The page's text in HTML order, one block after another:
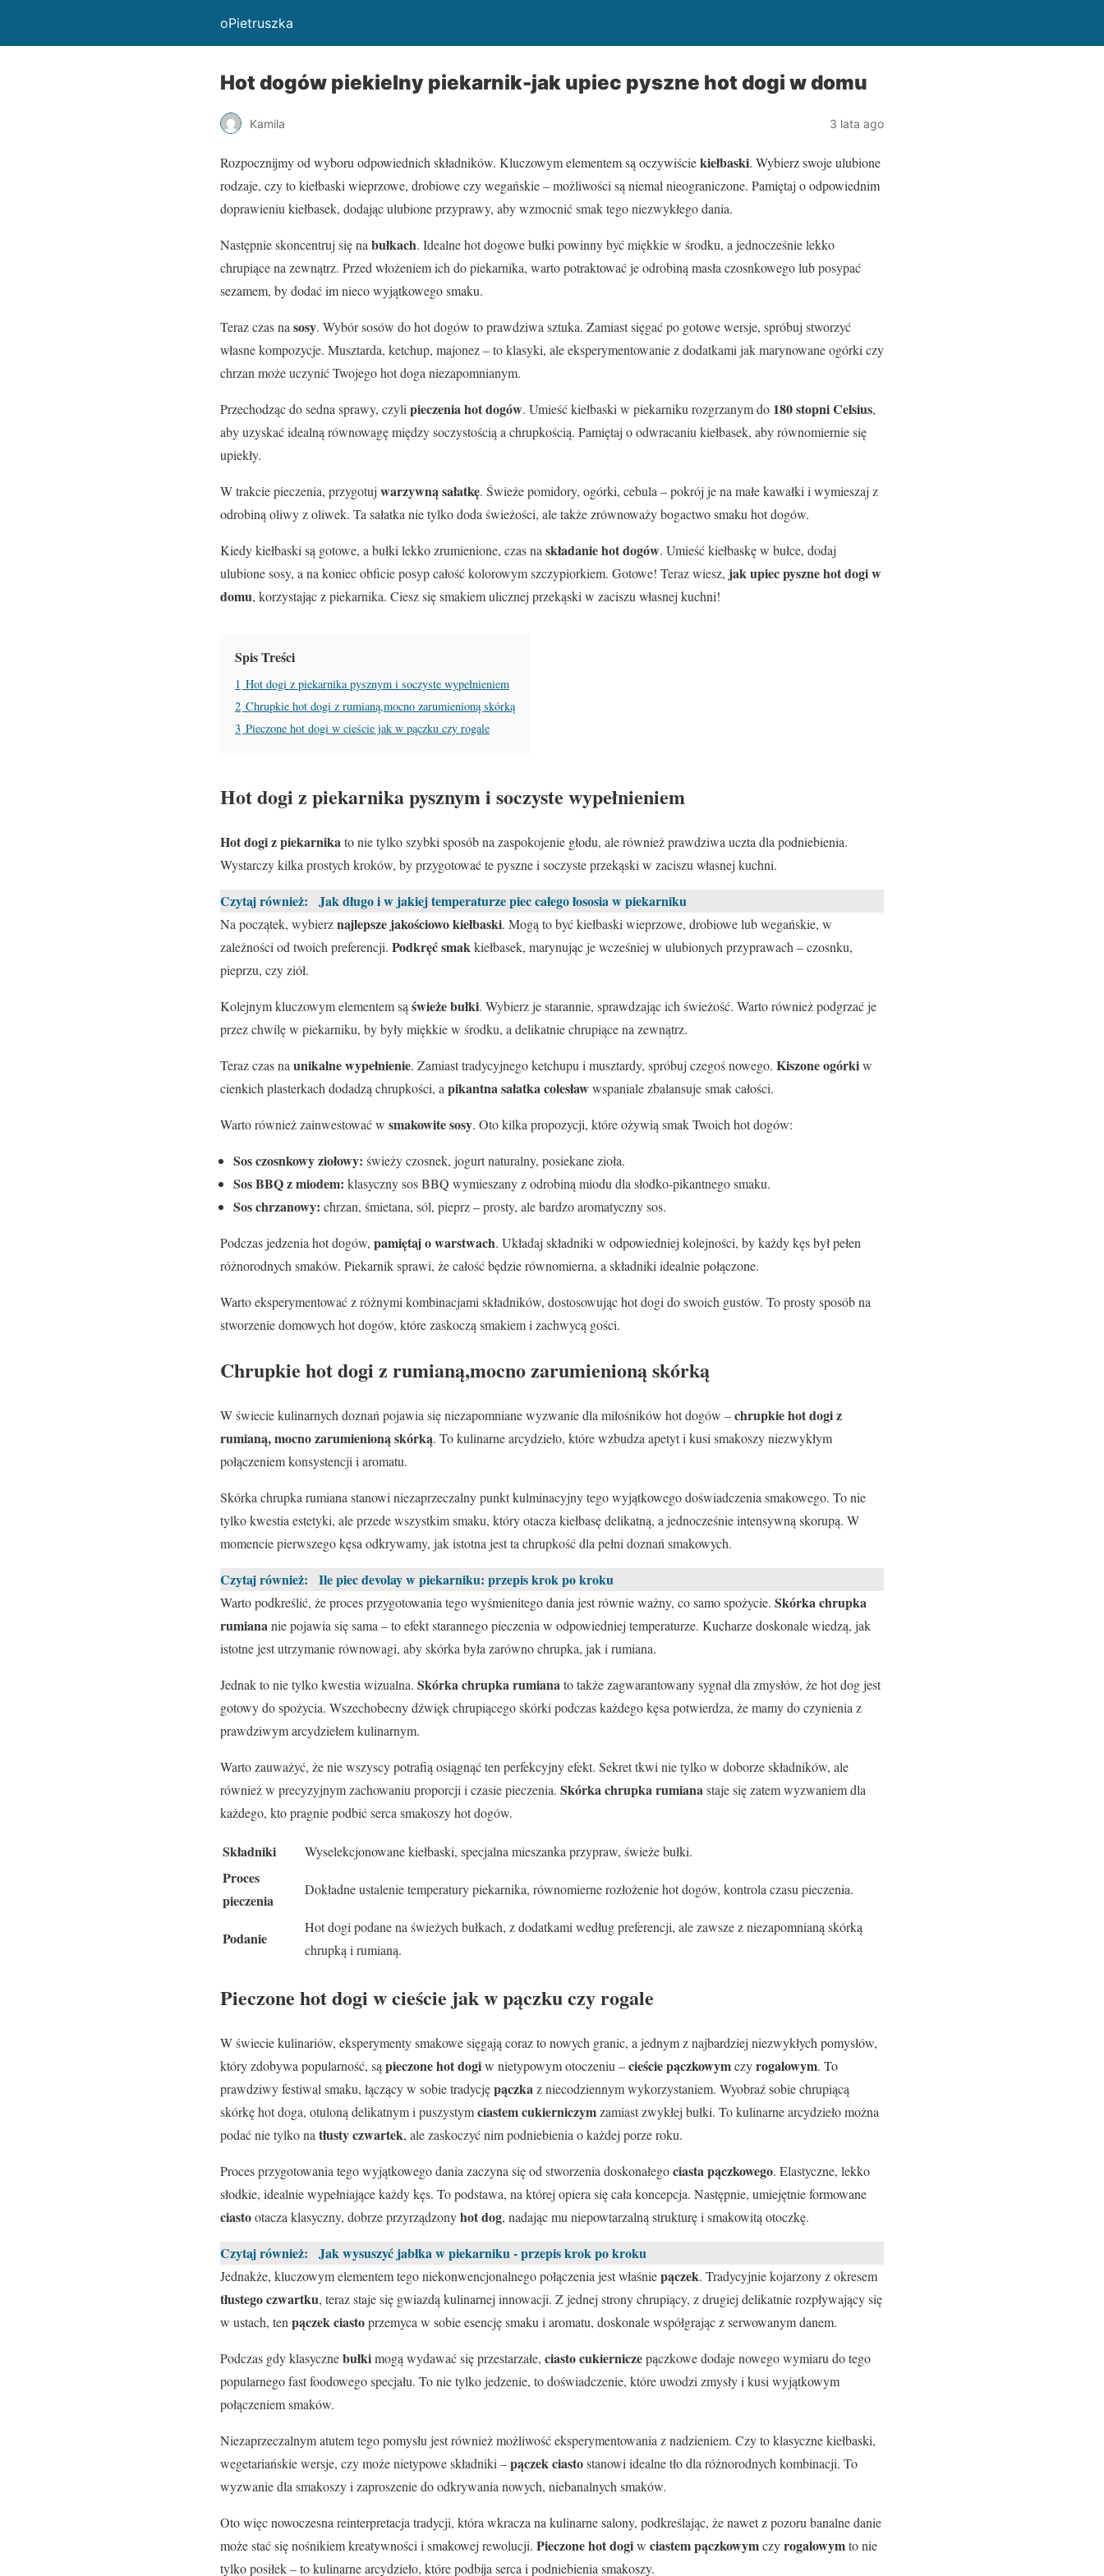
oPietruszka
Hot dogów piekielny piekarnik-jak upiec pyszne hot dogi w domu
Kamila 3 lata ago
Rozpocznijmy od wyboru odpowiednich składników. Kluczowym elementem są oczywiściekiełbaski. Wybierz swoje ulubione
rodzaje, czy to kiełbaski wieprzowe, drobiowe czy wegańskie – możliwości są niemal nieograniczone. Pamiętaj o odpowiednim
doprawieniu kiełbasek, dodając ulubione przyprawy, aby wzmocnić smak tego niezwykłego dania.
Następnie skoncentruj się na bułkach. Idealne hot dogowe bułki powinny być miękkie w środku, a jednocześnie lekko
chrupiące na zewnątrz. Przed włożeniem ich do piekarnika, warto potraktować je odrobiną masła czosnkowego lub posypać
sezamem, by dodać im nieco wyjątkowego smaku.
Teraz czas na sosy. Wybór sosów do hot dogów to prawdziwa sztuka. Zamiast sięgać po gotowe wersje, spróbuj stworzyć
własne kompozycje. Musztarda, ketchup, majonez – to klasyki, ale eksperymentowanie z dodatkami jak marynowane ogórki czy
chrzan może uczynić Twojego hot doga niezapomnianym.
Przechodząc do sedna sprawy, czyli pieczenia hot dogów. Umieść kiełbaski w piekarniku rozgrzanym do 180 stopni Celsius,
aby uzyskać idealną równowagę między soczystością a chrupkością. Pamiętaj o odwracaniu kiełbasek, aby równomiernie się
upiekły.
W trakcie pieczenia, przygotuj warzywną sałatkę. Świeże pomidory, ogórki, cebula – pokrój je na małe kawałki i wymieszaj z
odrobiną oliwy z oliwek. Ta sałatka nie tylko doda świeżości, ale także zrównoważy bogactwo smaku hot dogów.
Kiedy kiełbaski są gotowe, a bułki lekko zrumienione, czas na składanie hot dogów. Umieść kiełbaskę w bułce, dodaj
ulubione sosy, a na koniec obficie posyp całość kolorowym szczypiorkiem. Gotowe! Teraz wiesz, jak upiec pyszne hot dogi w
domu, korzystając z piekarnika. Ciesz się smakiem ulicznej przekąski w zaciszu własnej kuchni!
Spis Treści
1 Hot dogi z piekarnika pysznym i soczyste wypełnieniem
2 Chrupkie hot dogi z rumianą,mocno zarumienioną skórką
3 Pieczone hot dogi w cieście jak w pączku czy rogale
Hot dogi z piekarnika pysznym i soczyste wypełnieniem
Hot dogi z piekarnikato nie tylko szybki sposób na zaspokojenie głodu, ale również prawdziwa uczta dla podniebienia.
Wystarczy kilka prostych kroków, by przygotować te pyszne i soczyste przekąski w zaciszu własnej kuchni.
Czytaj również: Jak długo i w jakiej temperaturze piec całego łososia w piekarniku
Na początek, wybierznajlepsze jakościowo kiełbaski. Mogą to być kiełbaski wieprzowe, drobiowe lub wegańskie, w
zależności od twoich preferencji. Podkręć smakkiełbasek, marynując je wcześniej w ulubionych przyprawach – czosnku,
pieprzu, czy ziół.
Kolejnym kluczowym elementem są świeże bułki. Wybierz je starannie, sprawdzając ich świeżość. Warto również podgrzać je
przez chwilę w piekarniku, by były miękkie w środku, a delikatnie chrupiące na zewnątrz.
Teraz czas na unikalne wypełnienie. Zamiast tradycyjnego ketchupu i musztardy, spróbuj czegoś nowego. Kiszone ogórkiw
cienkich plasterkach dodadzą chrupkości, a pikantna sałatka colesławwspaniale zbalansuje smak całości.
Warto również zainwestować w smakowite sosy. Oto kilka propozycji, które ożywią smak Twoich hot dogów:
Sos czosnkowy ziołowy: świeży czosnek, jogurt naturalny, posiekane zioła.
Sos BBQ z miodem: klasyczny sos BBQ wymieszany z odrobiną miodu dla słodko-pikantnego smaku.
Sos chrzanowy: chrzan, śmietana, sól, pieprz – prosty, ale bardzo aromatyczny sos.
Podczas jedzenia hot dogów, pamiętaj o warstwach. Układaj składniki w odpowiedniej kolejności, by każdy kęs był pełen
różnorodnych smaków. Piekarnik sprawi, że całość będzie równomierna, a składniki idealnie połączone.
Warto eksperymentować z różnymi kombinacjami składników, dostosowując hot dogi do swoich gustów. To prosty sposób na
stworzenie domowych hot dogów, które zaskoczą smakiem i zachwycą gości.
Chrupkie hot dogi z rumianą,mocno zarumienioną skórką
W świecie kulinarnych doznań pojawia się niezapomniane wyzwanie dla miłośników hot dogów –chrupkie hot dogi z
rumianą, mocno zarumienioną skórką. To kulinarne arcydzieło, które wzbudza apetyt i kusi smakoszy niezwykłym
połączeniem konsystencji i aromatu.
Skórka chrupka rumiana stanowi niezaprzeczalny punkt kulminacyjny tego wyjątkowego doświadczenia smakowego. To nie
tylko kwestia estetyki, ale przede wszystkim smaku, który otacza kiełbasę delikatną, a jednocześnie intensywną skorupą. W
momencie pierwszego kęsa odkrywamy, jak istotna jest ta chrupkość dla pełni doznań smakowych.
Czytaj również: Ile piec devolay w piekarniku: przepis krok po kroku
Warto podkreślić, że proces przygotowania tego wyśmienitego dania jest równie ważny, co samo spożycie. Skórka chrupka
rumiananie pojawia się sama – to efekt starannego pieczenia w odpowiedniej temperaturze. Kucharze doskonale wiedzą, jak
istotne jest utrzymanie równowagi, aby skórka była zarówno chrupka, jak i rumiana.
Jednak to nie tylko kwestia wizualna. Skórka chrupka rumianato także zagwarantowany sygnał dla zmysłów, że hot dog jest
gotowy do spożycia. Wszechobecny dźwięk chrupiącego skórki podczas każdego kęsa potwierdza, że mamy do czynienia z
prawdziwym arcydziełem kulinarnym.
Warto zauważyć, że nie wszyscy potrafią osiągnąć ten perfekcyjny efekt. Sekret tkwi nie tylko w doborze składników, ale
również w precyzyjnym zachowaniu proporcji i czasie pieczenia. Skórka chrupka rumianastaje się zatem wyzwaniem dla
każdego, kto pragnie podbić serca smakoszy hot dogów.
Składniki Wyselekcjonowane kiełbaski, specjalna mieszanka przypraw, świeże bułki.
Proces
pieczenia
Dokładne ustalenie temperatury piekarnika, równomierne rozłożenie hot dogów, kontrola czasu pieczenia.
Podanie
Hot dogi podane na świeżych bułkach, z dodatkami według preferencji, ale zawsze z niezapomnianą skórką
chrupką i rumianą.
Pieczone hot dogi w cieście jak w pączku czy rogale
W świecie kulinariów, eksperymenty smakowe sięgają coraz to nowych granic, a jednym z najbardziej niezwykłych pomysłów,
który zdobywa popularność, są pieczone hot dogiw nietypowym otoczeniu –cieście pączkowymczyrogalowym. To
prawdziwy festiwal smaku, łączący w sobie tradycjępączka z niecodziennym wykorzystaniem. Wyobraź sobie chrupiącą
skórkę hot doga, otuloną delikatnym i puszystymciastem cukierniczymzamiast zwykłej bułki. To kulinarne arcydzieło można
podać nie tylko na tłusty czwartek, ale zaskoczyć nim podniebienia o każdej porze roku.
Proces przygotowania tego wyjątkowego dania zaczyna się od stworzenia doskonałegociasta pączkowego. Elastyczne, lekko
słodkie, idealnie wypełniające każdy kęs. To podstawa, na której opiera się cała koncepcja. Następnie, umiejętnie formowane
ciastootacza klasyczny, dobrze przyrządzonyhot dog, nadając mu niepowtarzalną strukturę i smakowitą otoczkę.
Czytaj również: Jak wysuszyć jabłka w piekarniku - przepis krok po kroku
Jednakże, kluczowym elementem tego niekonwencjonalnego połączenia jest właśniepączek. Tradycyjnie kojarzony z okresem
tłustego czwartku, teraz staje się gwiazdą kulinarnej innowacji. Z jednej strony chrupiący, z drugiej delikatnie rozpływający się
w ustach, ten pączek ciastoprzemyca w sobie esencję smaku i aromatu, doskonale współgrając z serwowanym danem.
Podczas gdy klasycznebułkimogą wydawać się przestarzałe, ciasto cukierniczepączkowe dodaje nowego wymiaru do tego
popularnego fast foodowego specjału. To nie tylko jedzenie, to doświadczenie, które uwodzi zmysły i kusi wyjątkowym
połączeniem smaków.
Niezaprzeczalnym atutem tego pomysłu jest również możliwość eksperymentowania z nadzieniem. Czy to klasyczne kiełbaski,
wegetariańskie wersje, czy może nietypowe składniki –pączek ciastostanowi idealne tło dla różnorodnych kombinacji. To
wyzwanie dla smakoszy i zaproszenie do odkrywania nowych, niebanalnych smaków.
Oto więc nowoczesna reinterpretacja tradycji, która wkracza na kulinarne salony, podkreślając, że nawet z pozoru banalne danie
może stać się nośnikiem kreatywności i smakowej rewolucji. Pieczone hot dogiw ciastem pączkowymczyrogalowymto nie
tylko posiłek – to kulinarne arcydzieło, które podbija serca i podniebienia smakoszy.